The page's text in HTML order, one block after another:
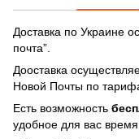
Доставка по Украине
почта”.
Дооставка
Новой Почты по
Есть возможность
удобное для вас